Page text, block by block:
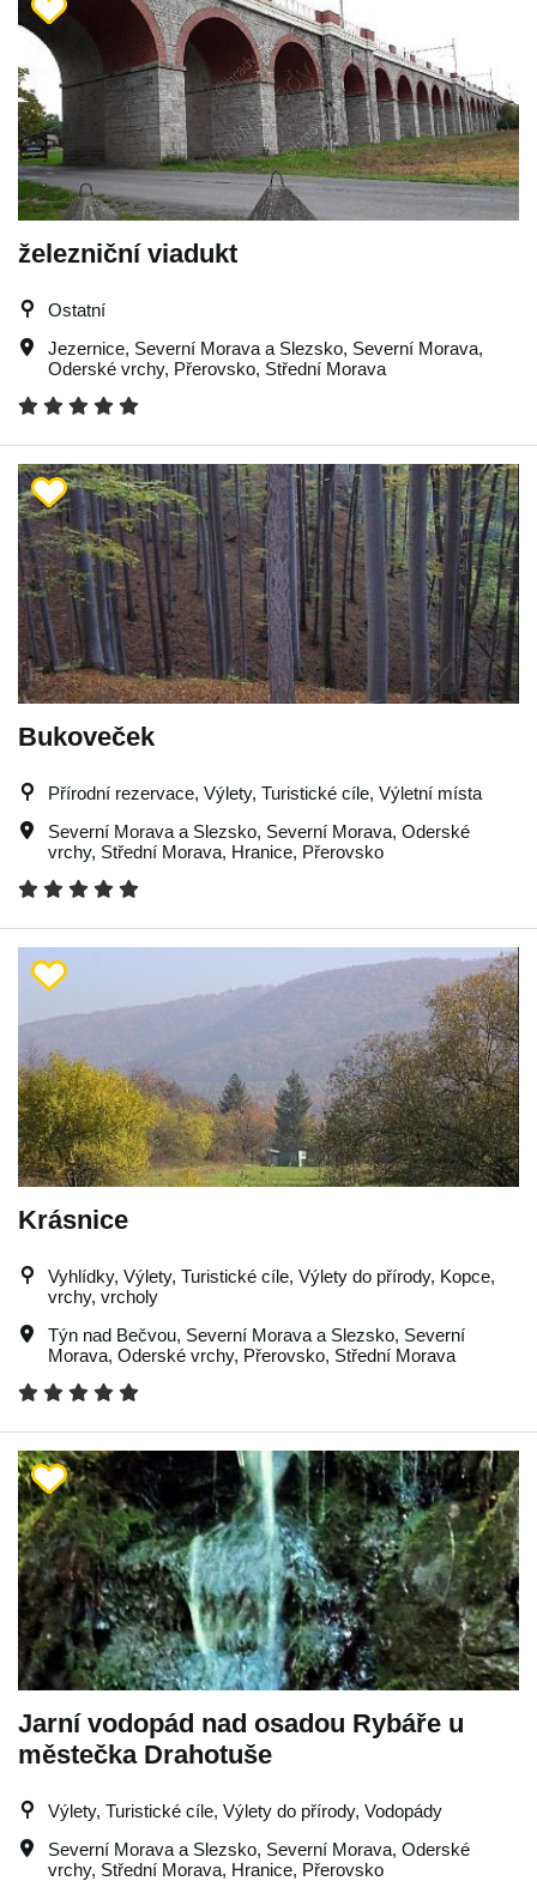
železniční viadukt
Ostatní
Jezernice, Severní Morava a Slezsko, Severní Morava,
Oderské vrchy, Přerovsko, Střední Morava
Bukoveček
Přírodní rezervace, Výlety, Turistické cíle, Výletní místa
Severní Morava a Slezsko, Severní Morava, Oderské
vrchy, Střední Morava, Hranice, Přerovsko
Krásnice
Vyhlídky, Výlety, Turistické cíle, Výlety do přírody, Kopce,
vrchy, vrcholy
Týn nad Bečvou, Severní Morava a Slezsko, Severní
Morava, Oderské vrchy, Přerovsko, Střední Morava
Jarní vodopád nad osadou Rybáře u
městečka Drahotuše
Výlety, Turistické cíle, Výlety do přírody, Vodopády
Severní Morava a Slezsko, Severní Morava, Oderské
vrchy, Střední Morava, Hranice, Přerovsko